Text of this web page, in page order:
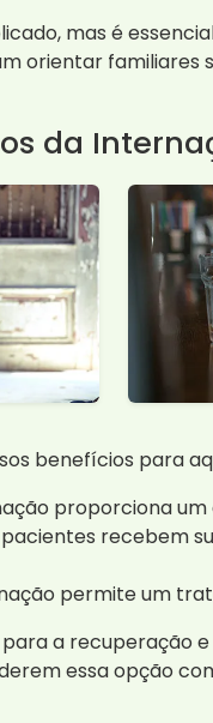
mas é
orientar familiares
da
benefícios para
proporciona um
recebem
permite um
a
essa opção